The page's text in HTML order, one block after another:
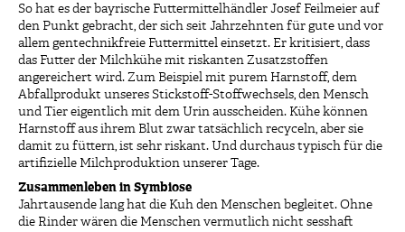
So hat es der bayrische Futtermittelhändler Josef Feilmeier auf
den Punkt gebracht, der sich seit Jahrzehnten für gute und vor
allem gentechnikfreie Futtermittel einsetzt. Er kritisiert, dass
das Futter der Milchkühe mit riskanten Zusatzstoffen
angereichert wird. Zum Beispiel mit purem Harnstoff, dem
Abfallprodukt unseres Stickstoff-Stoffwechsels, den Mensch
und Tier eigentlich mit dem Urin ausscheiden. Kühe können
Harnstoff aus ihrem Blut zwar tatsächlich recyceln, aber sie
damit zu füttern, ist sehr riskant. Und durchaus typisch für die
artifizielle Milchproduktion unserer Tage.
Zusammenleben in Symbiose
Jahrtausende lang hat die Kuh den Menschen begleitet. Ohne
die Rinder wären die Menschen vermutlich nicht sesshaft